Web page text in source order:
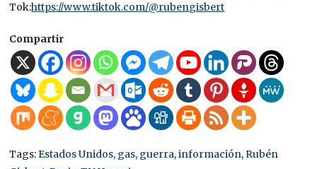
Tok:https://www.tiktok.com/@rubengisbert
Compartir
Tags:Estados Unidos, gas, guerra,información,Rubén